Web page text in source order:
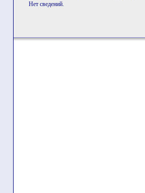
Нет сведений.